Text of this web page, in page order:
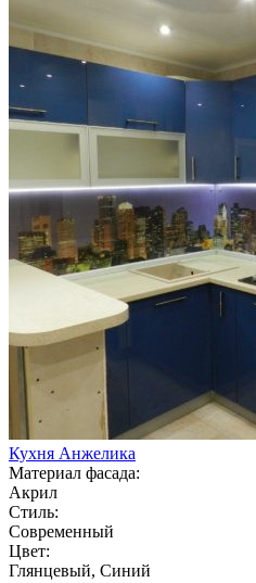
Кухня Анжелика
Материал фасада:
Акрил
Стиль:
Современный
Цвет:
Глянцевый, Синий